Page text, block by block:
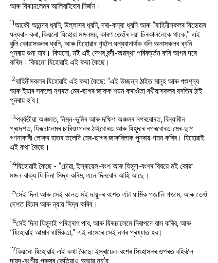
আৰু যিৰূচালেমৰ আলিবাটবোৰ নিৰ্জন।
11আকৌ আনন্দৰ ধ্বনি, উল্লাসৰ ধ্বনি, দৰা-কন্যা ধ্বনি আৰু “বাহিনীসকলৰ যিহোৱাৰ
ধন্যবাদ কৰা, কিয়নো যিহোৱা মঙ্গলময়, কাৰণ তেওঁৰ দয়া চিৰকাললৈকে থাকে,” এই
বুলি কোৱাসকলৰ ধ্বনি, আৰু যিহোৱাৰ গৃহলৈ ধন্যবাদাৰ্থক বলি অনাসকলৰ ধ্বনি
পুনৰায় শুনা যাব। কিয়নো, মই এই দেশৰ বন্দী-অৱস্থা পৰিবৰ্ত্তন কৰি আগৰ দৰে
কৰিম। কিয়নো যিহোৱাই এই কথা কৈছে।
12বাহিনীসকলৰ যিহোৱাই এই কথা কৈছে: “এই উচ্ছন্ন ঠাইত মানুহ আৰু পশুশূন্য
আৰু ইয়াৰ সকলো নগৰত মেৰ-ছাগৰ জাকক শয়ন কৰাওঁতা ৰখীয়াসকলৰ বসতিৰ ঠাই
পুনৰায় হ’ব।
13পৰ্ব্বতীয়া অঞ্চলত, নিম্ন-ভুমিৰ আৰু দক্ষিণ অঞ্চলৰ নগৰবোৰত, বিন্যামীন
প্ৰদেশত, যিৰূচালেমৰ চাৰিওফালৰ ঠাইবোৰত আৰু যিহূদাৰ নগৰবোৰত মেৰ-ছাগ
গণনাকাৰী লোকৰ হাতৰ তলেদি মেৰ-ছাগৰ জাকবিলাক পুনৰায় গমন কৰিব। যিহোৱাই
এই কথা কৈছে।
14যিহোৱাই কৈছে - “চোৱা, ইস্ৰায়েল-বংশ আৰু যিহূদা-বংশৰ বিষয়ে মই কোৱা
মঙ্গল-বাক্য যি দিনা সিদ্ধ কৰিম, এনে দিনবোৰ আহি আছে।
15সেই দিনা আৰু সেই কালত মই দায়ুদৰ বংশত এটা ধাৰ্মিক গজালি গজাম, আৰু তেওঁ
দেশত বিচাৰ আৰু ন্যায় সিদ্ধ কৰিব।
16সেই দিনা যিহূদাই পৰিত্ৰাণ পাব, আৰু যিৰূচালেমে নিৰাপদে বাস কৰিব, আৰু
“যিহোৱাই আমাৰ ধাৰ্মিকতা,” এই নামেৰে সেই নগৰ প্ৰখ্যাত হব।
17কিয়নো যিহোৱাই এই কথা কৈছে: ইস্ৰায়েল-বংশৰ সিংহাসনৰ ওপৰত বহিবলৈ
দায়ূদ-বংশীয় পুৰুষৰ কেতিয়াও অভাৱ নহ’ব;